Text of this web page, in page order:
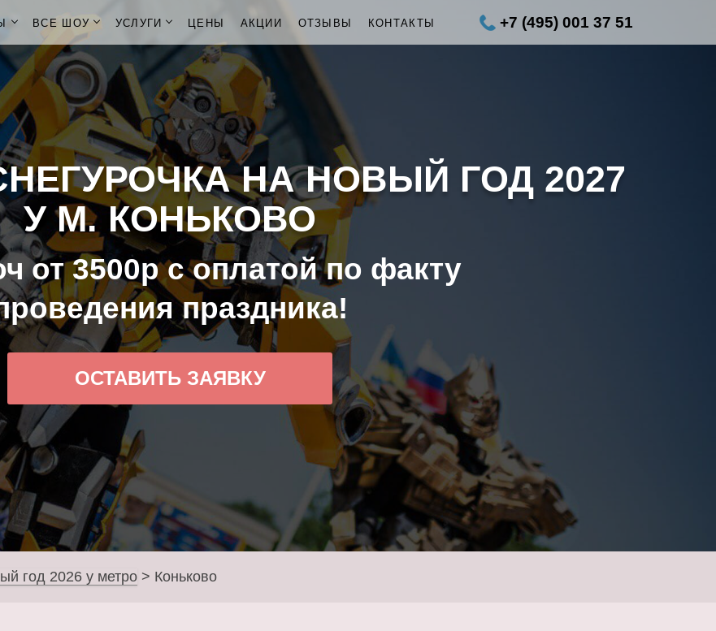
ВСЕ ШОУ УСЛУГИ ЦЕНЫ АКЦИИ ОТЗЫВЫ КОНТАКТЫ +7 (495) 001 37 51
НА НОВЫЙ ГОД 2027
У М. КОНЬКОВО
от 3500р с оплатой по факту
праздника!
ОСТАВИТЬ ЗАЯВКУ
год 2026 у метро > Коньково